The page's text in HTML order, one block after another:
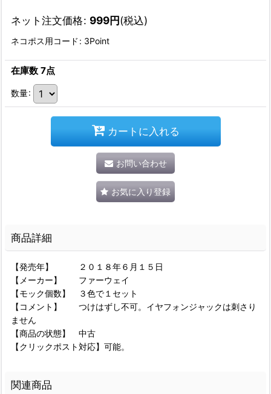
ネット注文価格: 999円(税込)
ネコポス用コード : 3Point
在庫数 7点
数量:
カートに入れる
お問い合わせ
お気に入り登録
商品詳細
【発売年】 ２０１８年６月１５日
【メーカー】 ファーウェイ
【モック個数】 ３色で１セット
【コメント】 つけはずし不可。イヤフォンジャックは刺さり
ません
【商品の状態】 中古
【クリックポスト対応】可能。
関連商品